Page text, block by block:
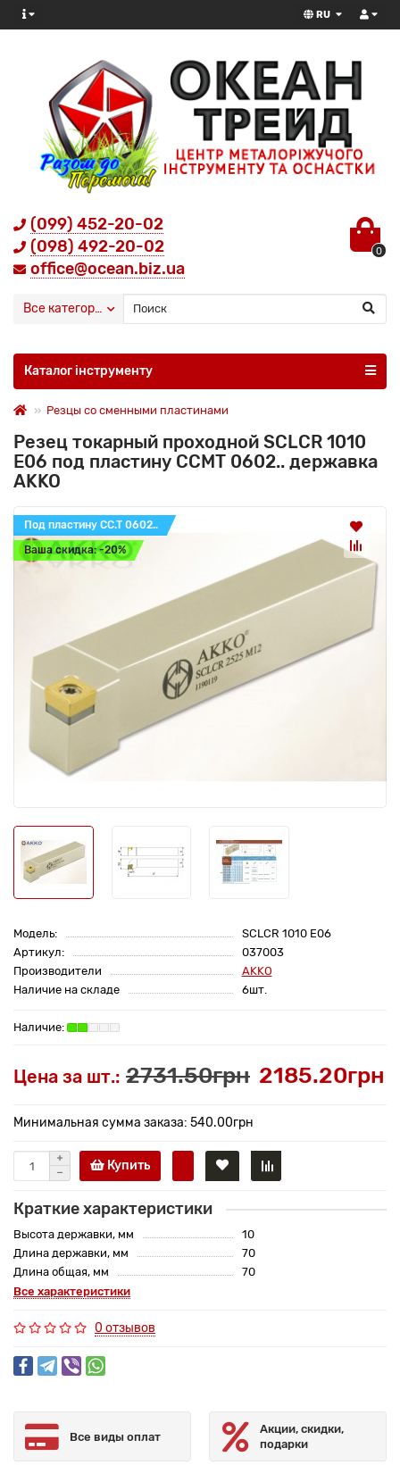
RU
(099) 452-20-02
(098) 492-20-02
office@ocean.biz.ua
0
Все категории
Каталог інструменту
Резцы со сменными пластинами
Резец токарный проходной SCLCR 1010
E06 под пластину CCMT 0602.. державка
AKKO
Под пластину CC.T 0602..
Ваша скидка: -20%
Модель:
SCLCR 1010 E06
Артикул:
037003
Производители
AKKO
Наличие на складе
6шт.
Цена за шт.: 2731.50грн 2185.20грн
Минимальная сумма заказа: 540.00грн
Купить
Краткие характеристики
Высота державки, мм
10
Длина державки, мм
70
Длина общая, мм
70
Все характеристики
0 отзывов
Все виды оплат
Акции, скидки,
подарки